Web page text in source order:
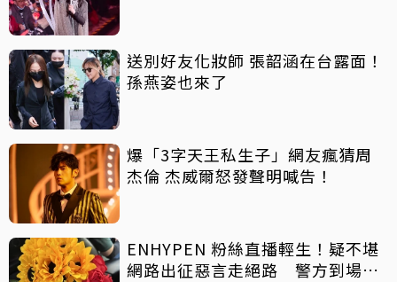
送別好友化妝師 張韶涵在台露面！
孫燕姿也來了
爆「3字天王私生子」網友瘋猜周
杰倫 杰威爾怒發聲明喊告！
ENHYPEN 粉絲直播輕生！疑不堪
網路出征惡言走絕路 警方到場已